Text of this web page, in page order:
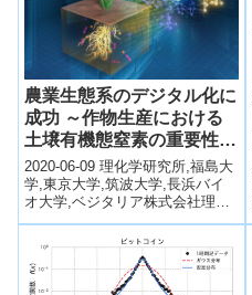
農業生態系のデジタル化に
成功 ～作物生産における
土壌有機態窒素の重要性を
解明～
2020-06-09 理化学研究所,福島大
学,東京大学,筑波大学,長浜バイ
オ大学,ベジタリア株式会社理化
学研究所（理研）バイオリソー
ス研究センター植物-微生物共...